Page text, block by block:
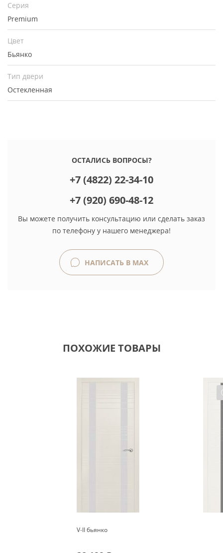
Серия
Premium
Цвет
Бьянко
Тип двери
Остекленная
ОСТАЛИСЬ ВОПРОСЫ?
+7 (4822) 22-34-10
+7 (920) 690-48-12
Вы можете получить консультацию или сделать заказ
по телефону у нашего менеджера!
НАПИСАТЬ В MAX
ПОХОЖИЕ ТОВАРЫ
V-II бьянко